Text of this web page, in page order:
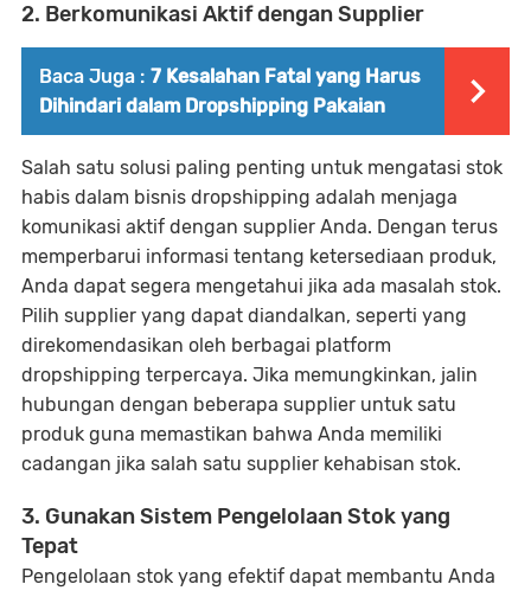
2. Berkomunikasi Aktif dengan Supplier
Baca Juga : 7 Kesalahan Fatal yang Harus
Dihindari dalam Dropshipping Pakaian
Salah satu solusi paling penting untuk mengatasi stok
habis dalam bisnis dropshipping adalah menjaga
komunikasi aktif dengan supplier Anda. Dengan terus
memperbarui informasi tentang ketersediaan produk,
Anda dapat segera mengetahui jika ada masalah stok.
Pilih supplier yang dapat diandalkan, seperti yang
direkomendasikan oleh berbagai platform
dropshipping terpercaya. Jika memungkinkan, jalin
hubungan dengan beberapa supplier untuk satu
produk guna memastikan bahwa Anda memiliki
cadangan jika salah satu supplier kehabisan stok.
3. Gunakan Sistem Pengelolaan Stok yang
Tepat
Pengelolaan stok yang efektif dapat membantu Anda